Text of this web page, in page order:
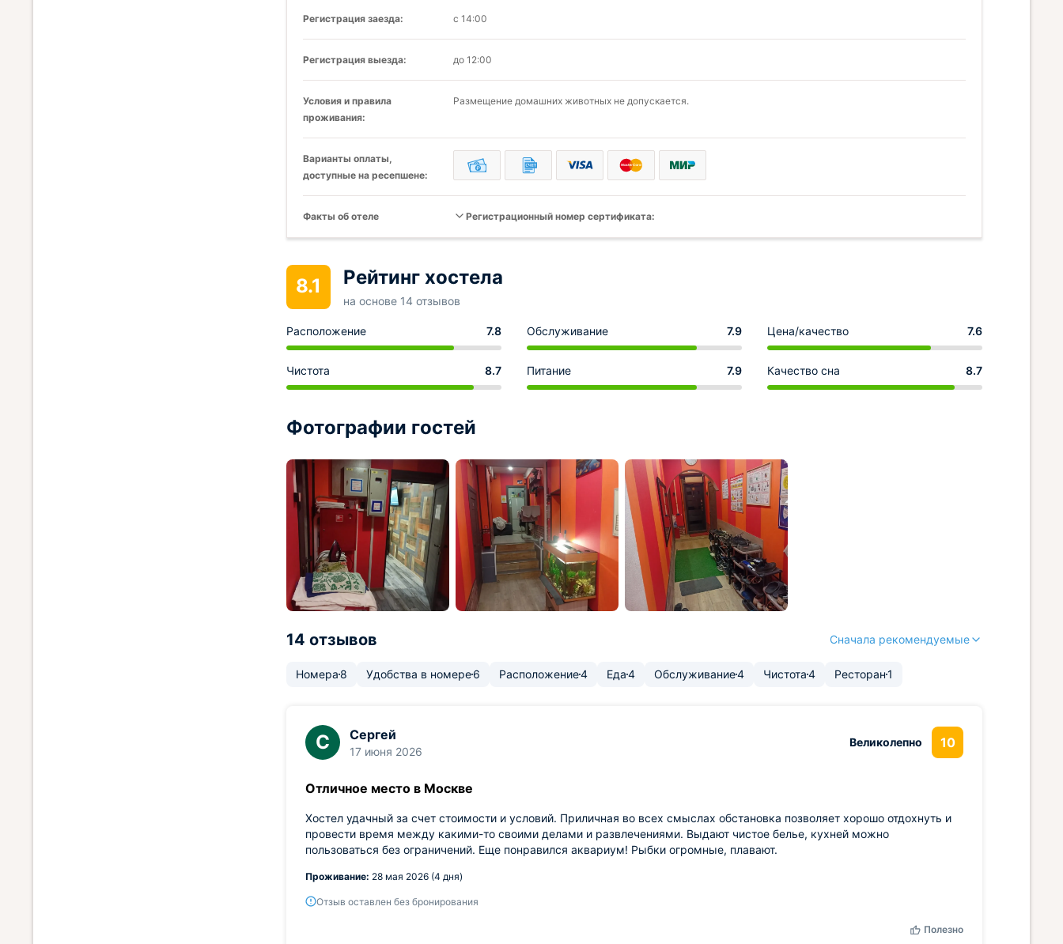
Регистрация заезда: с 14:00
Регистрация выезда: до 12:00
Условия и правила
проживания:
Размещение домашних животных не допускается.
Варианты оплаты,
доступные на ресепшене:
Факты об отеле Регистрационный номер сертификата:
8.1 Рейтинг хостела
на основе 14 отзывов
Расположение 7.8 Обслуживание 7.9 Цена/качество 7.6
Чистота 8.7 Питание 7.9 Качество сна 8.7
Фотографии гостей
14 отзывов Сначала рекомендуемые
Номера 8 Удобства в номере6 Расположение4 Еда4 Обслуживание4 Чистота4 Ресторан1
С Сергей
17 июня 2026
Великолепно 10
Отличное место в Москве
Хостел удачный за счет стоимости и условий. Приличная во всех смыслах обстановка позволяет хорошо отдохнуть и
провести время между какими-то своими делами и развлечениями. Выдают чистое белье, кухней можно
пользоваться без ограничений. Еще понравился аквариум! Рыбки огромные, плавают.
Проживание: 28 мая 2026 (4 дня)
Отзыв оставлен без бронирования
Полезно